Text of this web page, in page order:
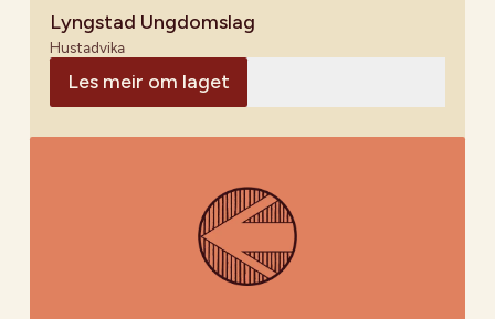
Lyngstad Ungdomslag
Hustadvika
Les meir om laget